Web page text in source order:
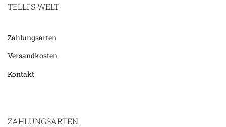
TELLI´S WELT
Zahlungsarten
Versandkosten
Kontakt
ZAHLUNGSARTEN